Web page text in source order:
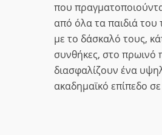
που
από όλα τα παιδιά του
με το δάσκαλό τους,
συνθήκες, στο πρωινό
διασφαλίζουν ένα
ακαδημαϊκό επίπεδο